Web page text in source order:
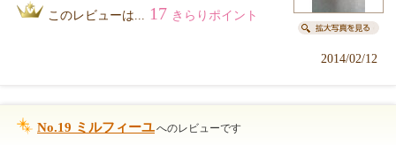
このレビューは... 17 きらりポイント
2014/02/12
No.19 ミルフィーユへのレビューです